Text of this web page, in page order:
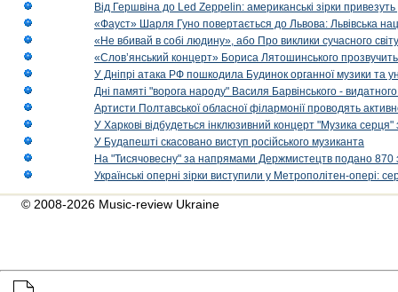
Від Гершвіна до Led Zeppelin: американські зірки
«Фауст» Шарля Гуно повертається до Львова: Львівська
«Не вбивай в собі людину», або Про виклики сучасного світу
«Слов’янський концерт» Бориса Лятошинського
У Дніпрі атака РФ пошкодила Будинок органної музики та
Дні памяті "ворога народу" Василя Барвінського -
Артисти Полтавської обласної філармонії проводять
У Харкові відбудеться інклюзивний концерт "Музика
У Будапешті скасовано виступ російського музиканта
На "Тисячовесну" за напрямами Держмистецтв подано 870
Українські оперні зірки виступили у Метрополітен-опері:
© 2008-2026 Music-review Ukraine